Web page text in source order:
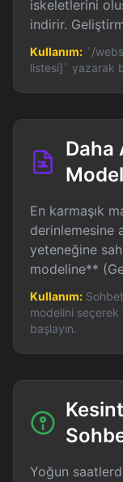
iskeletlerini
indirir.
Kullanım: `/
listesi]` yazarak
Daha
En karmaşık
derinlemesine
yeteneğine
modeline**
Kullanım:
modelini
başlayın.
Yoğun